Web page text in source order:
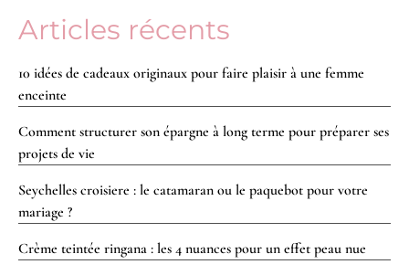
Articles récents
10 idées de cadeaux originaux pour faire plaisir à une femme
enceinte
Comment structurer son épargne à long terme pour préparer ses
projets de vie
Seychelles croisiere : le catamaran ou le paquebot pour votre
mariage ?
Crème teintée ringana : les 4 nuances pour un effet peau nue